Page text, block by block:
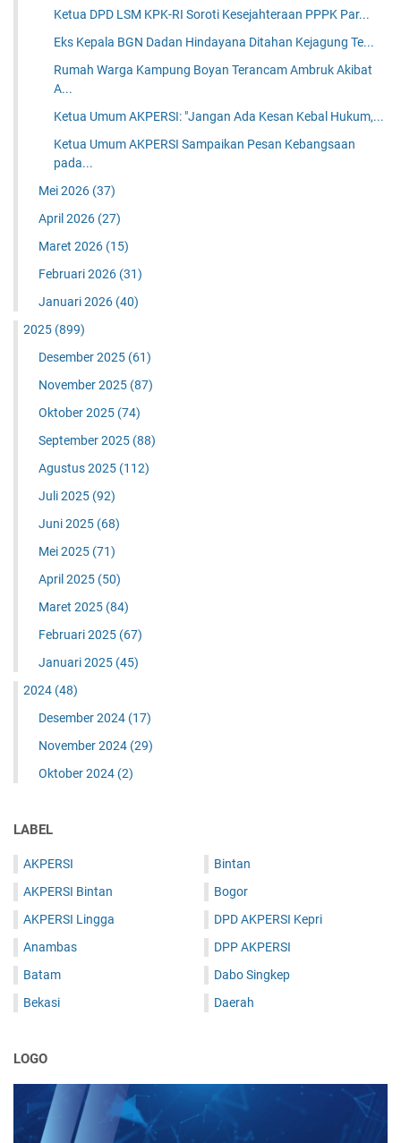
Ketua DPD LSM KPK-RI Soroti Kesejahteraan PPPK Par...
Eks Kepala BGN Dadan Hindayana Ditahan Kejagung Te...
Rumah Warga Kampung Boyan Terancam Ambruk Akibat
A...
Ketua Umum AKPERSI: "Jangan Ada Kesan Kebal Hukum,...
Ketua Umum AKPERSI Sampaikan Pesan Kebangsaan
pada...
Mei 2026 (37)
April 2026 (27)
Maret 2026 (15)
Februari 2026 (31)
Januari 2026 (40)
2025 (899)
Desember 2025 (61)
November 2025 (87)
Oktober 2025 (74)
September 2025 (88)
Agustus 2025 (112)
Juli 2025 (92)
Juni 2025 (68)
Mei 2025 (71)
April 2025 (50)
Maret 2025 (84)
Februari 2025 (67)
Januari 2025 (45)
2024 (48)
Desember 2024 (17)
November 2024 (29)
Oktober 2024 (2)
LABEL
AKPERSI
AKPERSI Bintan
AKPERSI Lingga
Anambas
Batam
Bekasi
Bintan
Bogor
DPD AKPERSI Kepri
DPP AKPERSI
Dabo Singkep
Daerah
LOGO